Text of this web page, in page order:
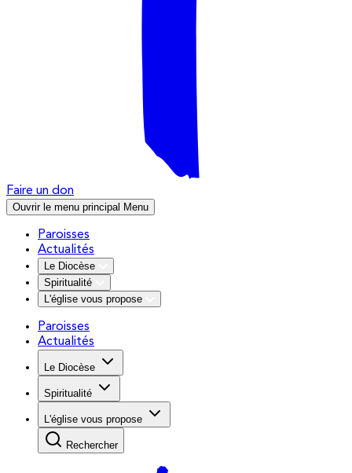
Faire un don
Ouvrir le menu principal Menu
Paroisses
Actualités
Le Diocèse
Spiritualité
L'église vous propose
Paroisses
Actualités
Le Diocèse
Spiritualité
L'église vous propose
Rechercher